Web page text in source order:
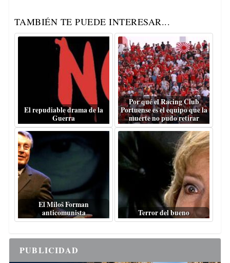
TAMBIÉN TE PUEDE INTERESAR...
El repudiable drama de la
Guerra
Por qué el Racing Club
Portuense es el equipo que la
muerte no pudo retirar
El Miloš Forman
anticomunista
Terror del bueno
PUBLICIDAD